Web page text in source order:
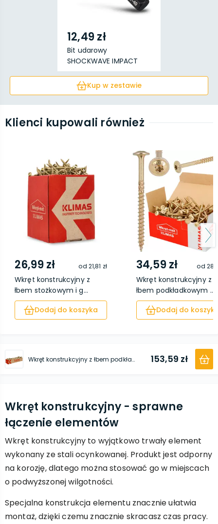
12,49 zł
Bit udarowy
SHOCKWAVE IMPACT
DUTY™ TX40 ...
Kup w zestawie
Klienci kupowali również
26,99 zł od 21,81 zł
Wkręt konstrukcyjny z
łbem stożkowym i g...
Dodaj do koszyka
34,59 zł od
Wkręt konstrukcyjny z
łbem podkładkowym ...
Dodaj do
Wkręt konstrukcyjny z łbem podkładkowym i gniazdem TX 10 x 400 25 sztuk 153,59 zł
Wkręt konstrukcyjny - sprawne
łączenie elementów
Wkręt konstrukcyjny to wyjątkowo trwały element
wykonany ze stali ocynkowanej. Produkt jest odporny
na korozję, dlatego można stosować go w miejscach
o podwyższonej wilgotności.
Specjalna konstrukcja elementu znacznie ułatwia
montaż, dzięki czemu znacznie skracasz czas pracy.